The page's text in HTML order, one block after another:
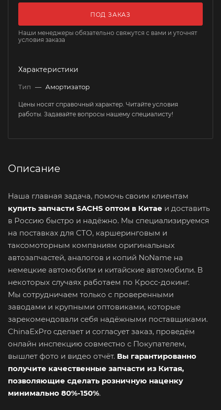
ПОД ЗАКАЗ
Наши менеджеры обязательно свяжутся с вами и уточнят
условия заказа
Характеристики
Тип — Амортизатор
Цены носят справочный характер. Читайте условия
работы. Задавайте вопросы нашему специалисту!
Описание
Наша главная задача, помочь своим клиентам
купить запчасти SACHS оптом в Китае и доставить
в Россию быстро и надёжно. Мы специализируемся
на поставках для СТО, каршеринговым и
таксомоторным компаниям оригинальных
автозапчастей, аналогов и копий NoName на
немецкие автомобили и китайские автомобили. В
некоторых случаях работаем по Кросс-докинг.
Мы сотрудничаем только с проверенными
заводами и крупными оптовиками, которые
зарекомендовали себя надёжными поставщиками.
ChinaExPro сделает и согласует заказ, проведём
онлайн инспекцию совместно с Покупателем,
вышлет фото и видео отчёт. Вы гарантированно
получите качественные запчасти из Китая,
позволяющие сделать розничную наценку
минимально 80%-150%.